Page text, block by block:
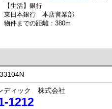
【生活】銀行
東日本銀行 本店営業部
物件までの距離：380m
ディック 株式会社
1212